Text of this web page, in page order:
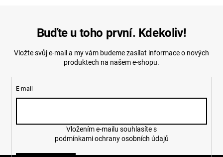
p
v
k
p
u
Buďte u toho první. Kdekoliv!
Vložte svůj e-mail a my vám budeme zasílat informace o nových
produktech na našem e-shopu.
E-mail
podmínkami ochrany osobních údajů